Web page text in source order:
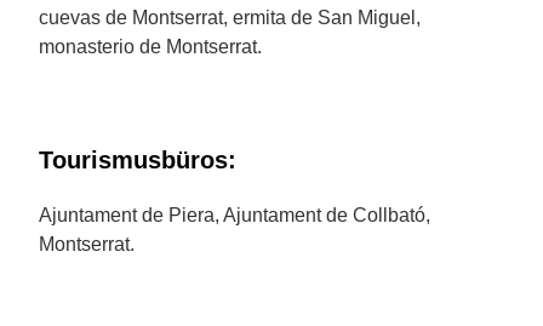
cuevas de Montserrat, ermita de San Miguel,
monasterio de Montserrat.
Tourismusbüros:
Ajuntament de Piera, Ajuntament de Collbató,
Montserrat.